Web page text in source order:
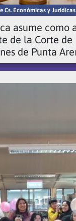
Cs. Económicas y Jurídicas
asume como
de la Corte de
de Punta